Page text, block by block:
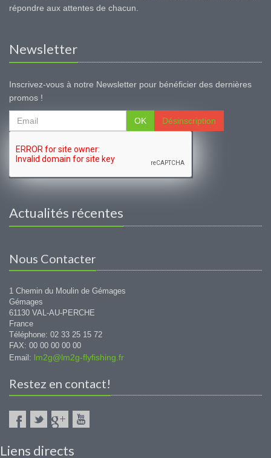
répondre aux attentes de chacun.
Newsletter
Inscrivez-vous à notre Newsletter pour bénéficier des dernières
promos !
OK Désinscription
Actualités récentes
Nous Contacter
1 Chemin du Moulin de Gémages
Gémages
61130 VAL-AU-PERCHE
France
Téléphone: 02 33 25 15 72
FAX: 00 00 00 00 00
Email: lm2g@lm2g-flyfishing.fr
Restez en contact!
Liens directs